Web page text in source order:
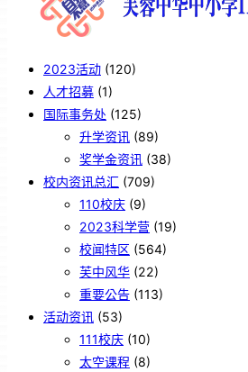
2023活动 (120)
人才招募 (1)
国际事务处 (125)
升学资讯 (89)
奖学金资讯 (38)
校内资讯总汇 (709)
110校庆 (9)
2023科学营 (19)
校闻特区 (564)
芙中风华 (22)
重要公告 (113)
活动资讯 (53)
111校庆 (10)
太空课程 (8)